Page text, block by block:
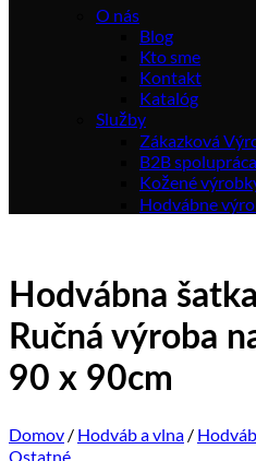
O nás
Blog
Kto sme
Kontakt
Katalóg
Služby
Zákazková
B2B spolupráca
Kožené
Hodvábne
Hodvábna
Ručná výroba
90 x 90cm
Domov / Hodváb a vlna /
Ostatné